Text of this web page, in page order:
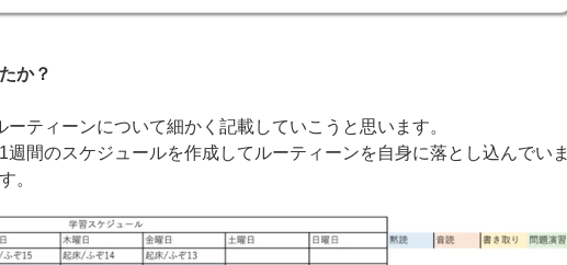
か？
ティーンについて細かく記載していこうと思います。
間のスケジュールを作成してルーティーンを自身に落とし込んでいま
。